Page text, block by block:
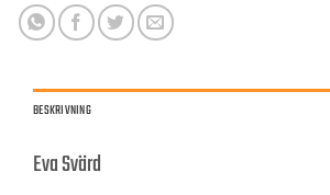
BESKRIVNING
Eva Svärd